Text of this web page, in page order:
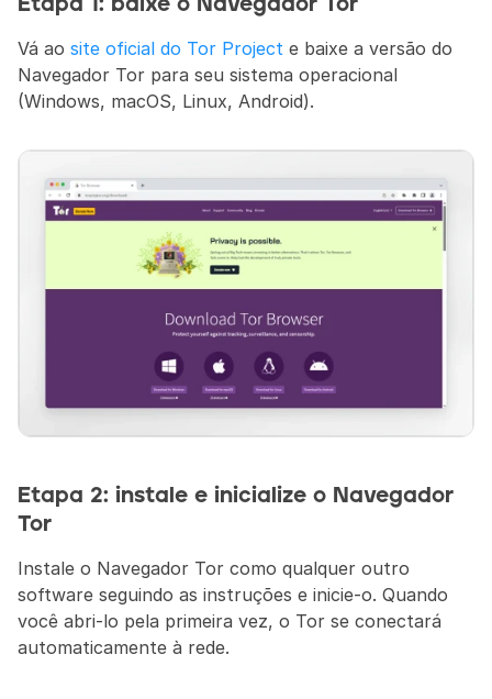
Etapa 1: baixe o Navegador Tor
Vá ao site oficial do Tor Project e baixe a versão do
Navegador Tor para seu sistema operacional
(Windows, macOS, Linux, Android).
Etapa 2: instale e inicialize o Navegador
Tor
Instale o Navegador Tor como qualquer outro
software seguindo as instruções e inicie-o. Quando
você abri-lo pela primeira vez, o Tor se conectará
automaticamente à rede.